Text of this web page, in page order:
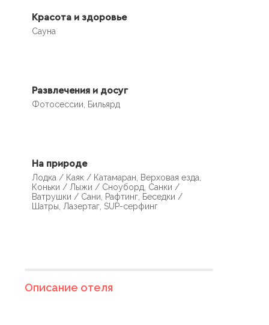
Красота и здоровье
Сауна
Развлечения и досуг
Фотосессии, Бильярд
На природе
Лодка / Каяк / Катамаран, Верховая езда,
Коньки / Лыжи / Сноуборд, Санки /
Ватрушки / Сани, Рафтинг, Беседки /
Шатры, Лазертаг, SUP-серфинг
Описание отеля